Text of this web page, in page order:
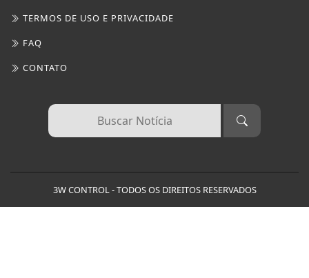
TERMOS DE USO E PRIVACIDADE
FAQ
CONTATO
3W CONTROL - TODOS OS DIREITOS RESERVADOS